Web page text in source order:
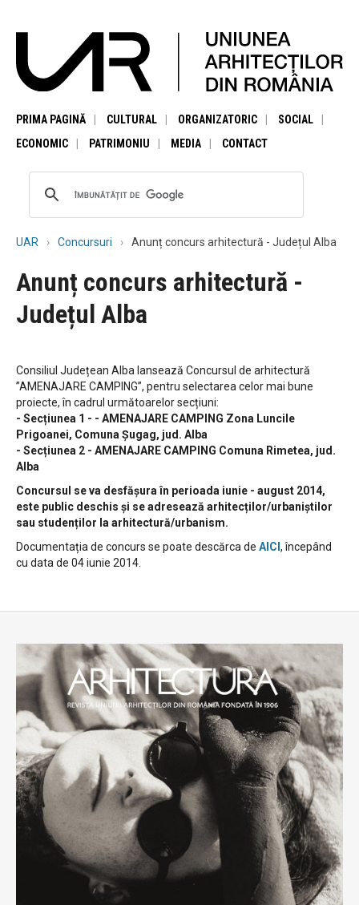
PRIMA PAGINĂ CULTURAL ORGANIZATORIC
SOCIAL
ECONOMIC
PATRIMONIU MEDIA CONTACT
UAR Concursuri Anunț concurs arhitectură - Județul Alba
Anunț concurs arhitectură -
Județul Alba
Consiliul Județean Alba lansează Concursul de arhitectură
”AMENAJARE CAMPING”, pentru selectarea celor mai bune
proiecte, în cadrul următoarelor secțiuni:
- Secțiunea 1 - - AMENAJARE CAMPING Zona Luncile
Prigoanei, Comuna Șugag, jud. Alba
- Secțiunea 2 - AMENAJARE CAMPING Comuna Rimetea, jud.
Alba
Concursul se va desfășura în perioada iunie - august 2014,
este public deschis și se adresează arhitecților/urbaniștilor
sau studenților la arhitectură/urbanism.
Documentația de concurs se poate descărca de AICI , începând
cu data de 04 iunie 2014.